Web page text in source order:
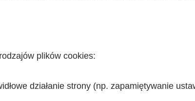
plików cookies:
działanie strony (np. zapamiętywanie